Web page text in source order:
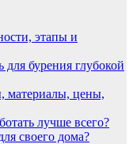
этапы и
для бурения глубокой
материалы, цены,
лучше всего?
своего дома?